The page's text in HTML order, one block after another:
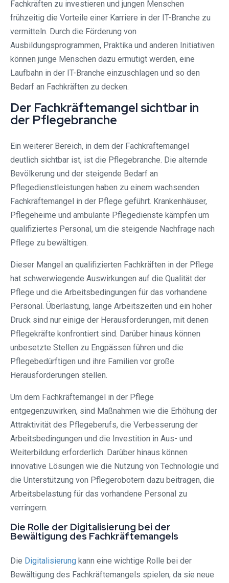
Fachkräften zu investieren und jungen Menschen
frühzeitig die Vorteile einer Karriere in der IT-Branche zu
vermitteln. Durch die Förderung von
Ausbildungsprogrammen, Praktika und anderen Initiativen
können junge Menschen dazu ermutigt werden, eine
Laufbahn in der IT-Branche einzuschlagen und so den
Bedarf an Fachkräften zu decken.
Der Fachkräftemangel sichtbar in
der Pflegebranche
Ein weiterer Bereich, in dem der Fachkräftemangel
deutlich sichtbar ist, ist die Pflegebranche. Die alternde
Bevölkerung und der steigende Bedarf an
Pflegedienstleistungen haben zu einem wachsenden
Fachkräftemangel in der Pflege geführt. Krankenhäuser,
Pflegeheime und ambulante Pflegedienste kämpfen um
qualifiziertes Personal, um die steigende Nachfrage nach
Pflege zu bewältigen.
Dieser Mangel an qualifizierten Fachkräften in der Pflege
hat schwerwiegende Auswirkungen auf die Qualität der
Pflege und die Arbeitsbedingungen für das vorhandene
Personal. Überlastung, lange Arbeitszeiten und ein hoher
Druck sind nur einige der Herausforderungen, mit denen
Pflegekräfte konfrontiert sind. Darüber hinaus können
unbesetzte Stellen zu Engpässen führen und die
Pflegebedürftigen und ihre Familien vor große
Herausforderungen stellen.
Um dem Fachkräftemangel in der Pflege
entgegenzuwirken, sind Maßnahmen wie die Erhöhung der
Attraktivität des Pflegeberufs, die Verbesserung der
Arbeitsbedingungen und die Investition in Aus- und
Weiterbildung erforderlich. Darüber hinaus können
innovative Lösungen wie die Nutzung von Technologie und
die Unterstützung von Pflegerobotern dazu beitragen, die
Arbeitsbelastung für das vorhandene Personal zu
verringern.
Die Rolle der Digitalisierung bei der
Bewältigung des Fachkräftemangels
Die Digitalisierung kann eine wichtige Rolle bei der
Bewältigung des Fachkräftemangels spielen, da sie neue